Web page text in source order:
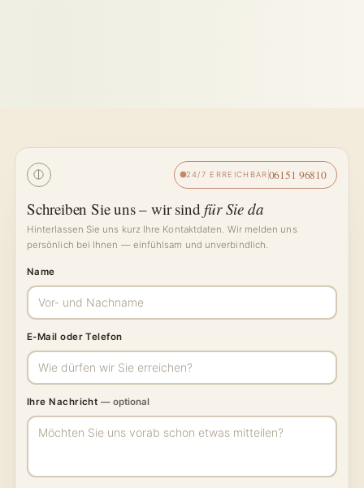
24/7 ERREICHBAR 06151 96810
Schreiben Sie uns – wir sindfür Sie da
Hinterlassen Sie uns kurz Ihre Kontaktdaten. Wir melden uns
persönlich bei Ihnen — einfühlsam und unverbindlich.
Name
E-Mail oder Telefon
Ihre Nachricht — optional